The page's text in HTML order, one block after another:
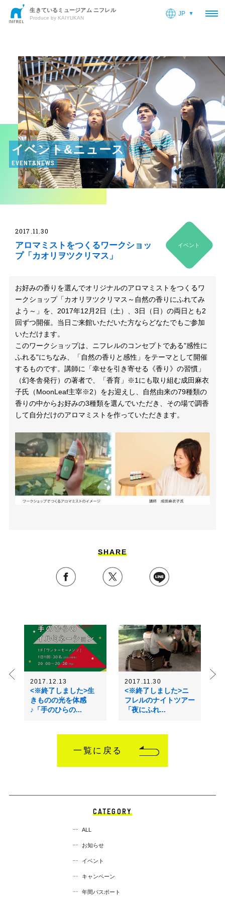
生きているミュージアム ニフレル
Produce by KAIYUKAN
JP
イベント&ニュース
EVENT&NEWS
イベント
2017.11.30
アロマミストをつくるワークショッ
プ「カオリヲツクリマス」
お好みの香りを選んでオリジナルのアロマミストをつくるワ
ークショップ「カオリヲツクリマス～自然の香りにふれてみ
よう～」を、2017年12月2日（土）、3日（日）の両日とも2
回ずつ開催。当日ご来館いただいた方ならどなたでもご参加
いただけます。
このワークショップは、ニフレルのコンセプトである"感性に
ふれる"にちなみ、「自然の香りと感性」をテーマとして開催
するものです。講師に「幸せを引き寄せる《香り》の習慣」
（幻冬舎発行）の著者で、「香育」※1にも取り組む成田麻衣
子氏（MoonLeaf主宰※2）をお迎えし、自然由来の79種類の
香りの中からお好みの3種類を選んでいただき、その場で調香
して自分だけのアロマミストを作っていただきます。
SHARE
2017.12.13
<※終了しました>生
きものの光を体感
♪「手のひらの...
2017.11.30
<※終了しました>ニ
フレルのナイトツアー
「夜にふれ...
一覧に戻る
CATEGORY
ALL
お知らせ
イベント
キャンペーン
年間パスポート